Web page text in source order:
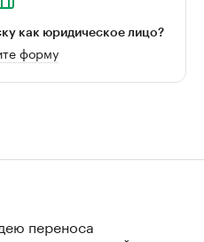
как юридическое лицо?
форму
переноса